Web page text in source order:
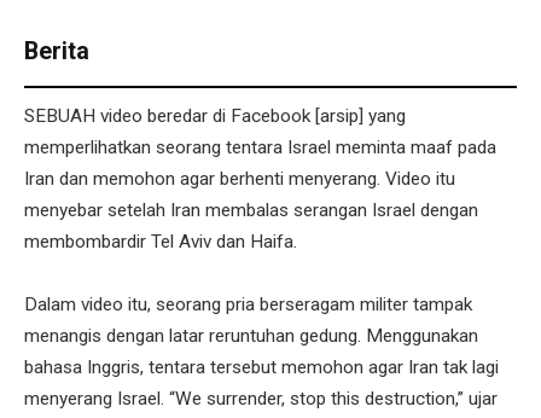
Berita
SEBUAH video beredar di Facebook [arsip] yang
memperlihatkan seorang tentara Israel meminta maaf pada
Iran dan memohon agar berhenti menyerang. Video itu
menyebar setelah Iran membalas serangan Israel dengan
membombardir Tel Aviv dan Haifa.
Dalam video itu, seorang pria berseragam militer tampak
menangis dengan latar reruntuhan gedung. Menggunakan
bahasa Inggris, tentara tersebut memohon agar Iran tak lagi
menyerang Israel. “We surrender, stop this destruction,” ujar